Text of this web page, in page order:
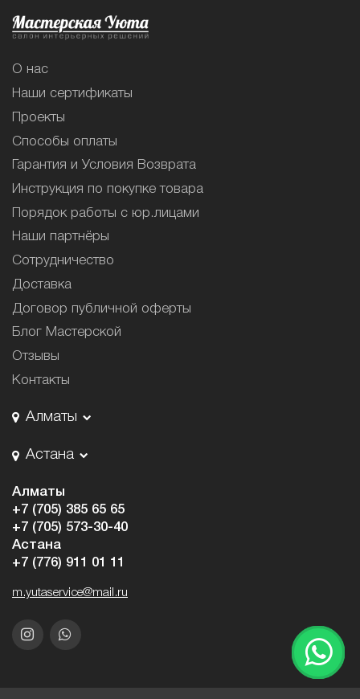
О нас
Наши сертификаты
Проекты
Способы оплаты
Гарантия и Условия Возврата
Инструкция по покупке товара
Порядок работы с юр.лицами
Наши партнёры
Сотрудничество
Доставка
Договор публичной оферты
Блог Мастерской
Отзывы
Контакты
Алматы
Астана
Алматы
+7 (705) 385 65 65
+7 (705) 573-30-40
Астана
+7 (776) 911 01 11
m.yutaservice@mail.ru